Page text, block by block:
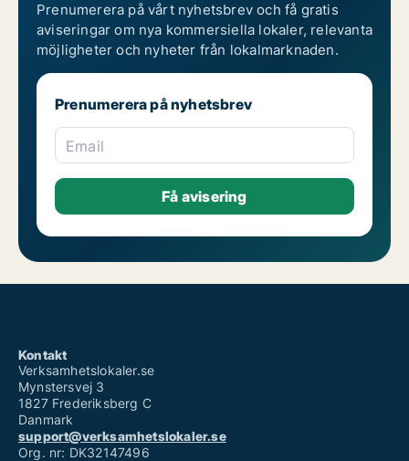
Prenumerera på vårt nyhetsbrev och få gratis
aviseringar om nya kommersiella lokaler, relevanta
möjligheter och nyheter från lokalmarknaden.
Prenumerera på nyhetsbrev
Email
Kontakt
Verksamhetslokaler.se
Mynstersvej 3
1827 Frederiksberg C
Danmark
support@verksamhetslokaler.se
Org. nr: DK32147496